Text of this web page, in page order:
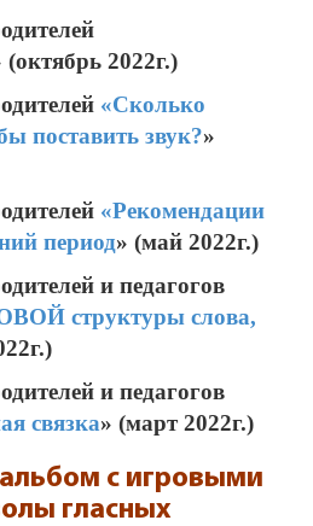
(октябрь 2022г.)
«Сколько
поставить звук?»
«Рекомендации
период» (май 2022г.)
и педагогов
структуры слова,
и педагогов
связка» (март 2022г.)
с игровыми
гласных